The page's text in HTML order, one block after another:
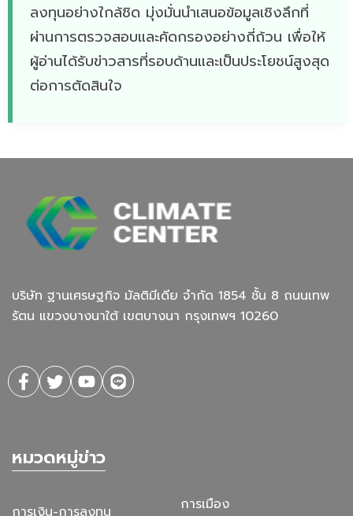
ลงทุนอย่างใกล้ชิด มุ่งมั่นนำเสนอข้อมูลเชิงลึกที่
ผ่านการตรวจสอบและคัดกรองอย่างถี่ถ้วน เพื่อให้
ผู้อ่านได้รับข่าวสารที่รอบด้านและเป็นประโยชน์สูงสุด
ต่อการตัดสินใจ
บริษัท ฐานเศรษฐกิจ มัลติมีเดีย จํากัด 1854 ชั้น 8 ถนนเทพ
รัตน แขวงบางนาใต้ เขตบางนา กรุงเทพฯ 10260
หมวดหมู่ข่าว
การเงิน-การลงทุน การเมือง